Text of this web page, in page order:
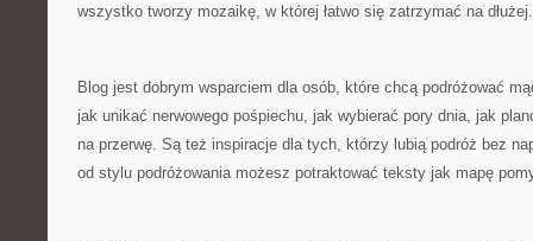
wszystko tworzy mozaikę, w której łatwo się zatrzymać na dłużej.
Blog jest dobrym wsparciem dla osób, które chcą podróżować
jak unikać nerwowego pośpiechu, jak wybierać pory dnia, jak
na przerwę. Są też inspiracje dla tych, którzy lubią podróż bez
od stylu podróżowania możesz potraktować teksty jak mapę